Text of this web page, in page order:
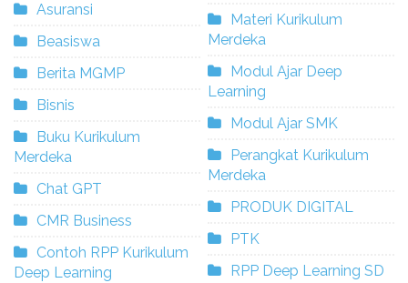
Asuransi
Beasiswa
Berita MGMP
Bisnis
Buku Kurikulum
Merdeka
Chat GPT
CMR Business
Contoh RPP Kurikulum
Deep Learning
Materi Kurikulum
Merdeka
Modul Ajar Deep
Learning
Modul Ajar SMK
Perangkat Kurikulum
Merdeka
PRODUK DIGITAL
PTK
RPP Deep Learning SD